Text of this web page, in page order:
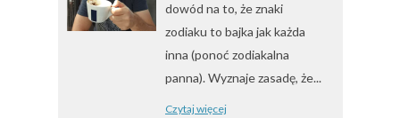
dowód na to, że znaki
zodiaku to bajka jak każda
inna (ponoć zodiakalna
panna). Wyznaje zasadę, że...
Czytaj więcej